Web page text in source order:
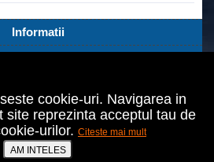
Informatii
Contul tău
nr.18
021 642 70 24
cookie-uri. Navigarea in
site reprezinta acceptul tau de
urilor. Citeste mai mult
AM INTELES